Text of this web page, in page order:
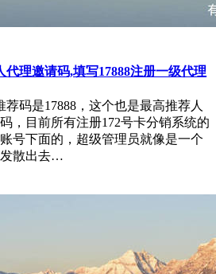
代理邀请码,填写17888注册一级代理
荐码是17888，这个也是最高推荐人
，目前所有注册172号卡分销系统的
号下面的，超级管理员就像是一个
散出去…